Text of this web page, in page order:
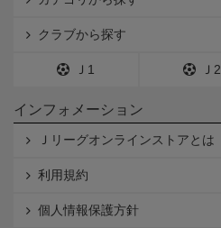
クラブから探す
Ｊ1 Ｊ2
インフォメーション
Ｊリーグオンラインストアとは
利用規約
個人情報保護方針